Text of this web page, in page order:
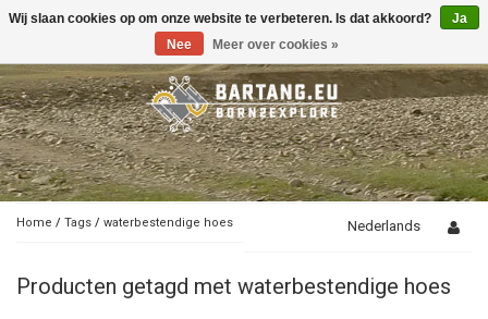
Toggle
Home / Tags / waterbestendige hoes Nederlands
Producten getagd met waterbestendige hoes
Wij slaan cookies op om onze website te verbeteren. Is dat akkoord?
Ja
Nee
Meer over cookies »